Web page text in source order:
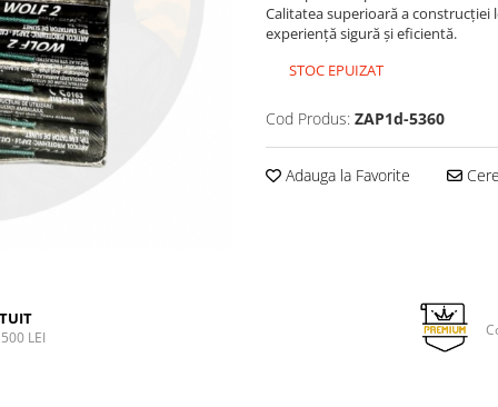
Calitatea superioară a construcției
experiență sigură și eficientă.
STOC EPUIZAT
Cod Produs: ZAP1d-5360
Adauga la Favorite
LEI